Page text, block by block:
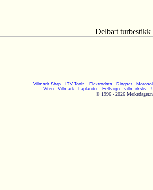
Delbart turbestikk
Villmark Shop- ITV-Toolz - Elektrodata- Dingser-
Viten - Villmark - Laplander - Feltvogn - villmarksliv -
© 1996 - 2026